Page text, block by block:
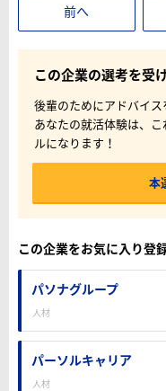
前へ
この企業の選考を受
後輩のためにアドバイス
あなたの就活体験は、
ルになります！
本
この企業をお気に入り登
パソナグループ
人材
パーソルキャリア
人材